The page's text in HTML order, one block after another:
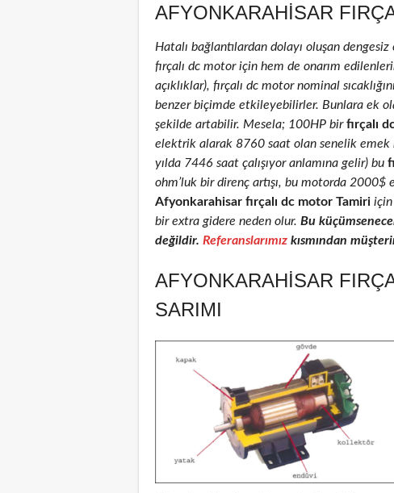
AFYONKARAHISAR
Hatalı bağlantılardan dolayı oluşan
fırçalı dc motor için hem de onarım
açıklıklar), fırçalı dc motor nominal
benzer biçimde etkileyebilirler. Bunlara ek
şekilde artabilir. Mesela; 100HP birfırçalı
elektrik alarak 8760 saat olan senelik emek
yılda 7446 saat çalışıyor anlamına gelir) bu
ohm’luk bir direnç artışı, bu motorda
Afyonkarahisar fırçalı dc motor Tamiri için
bir extra gidere neden olur. Bu
değildir. Referanslarımız kısmından
AFYONKARAHISAR
SARIMI